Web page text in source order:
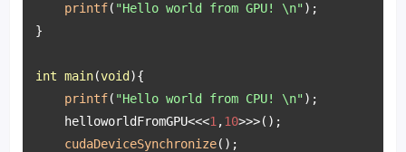
printf( "Hello world from GPU! \n");
}
int main(void ){
printf( "Hello world from CPU! \n");
    helloworldFromGPU<<<
1 ,10>>>();
cudaDeviceSynchronize();